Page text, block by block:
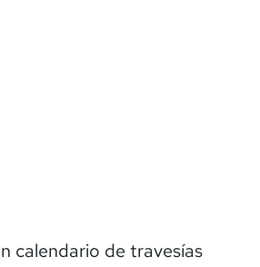
calendario de travesías